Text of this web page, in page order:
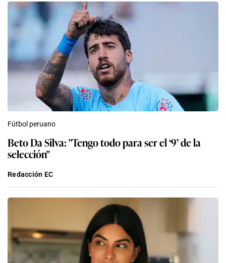
Fútbol peruano
Beto Da Silva: "Tengo todo para ser el ‘9’ de la
selección"
Redacción EC